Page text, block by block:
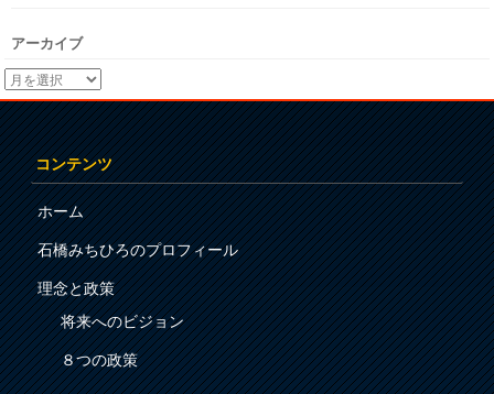
アーカイブ
コンテンツ
ホーム
石橋みちひろのプロフィール
理念と政策
将来へのビジョン
８つの政策